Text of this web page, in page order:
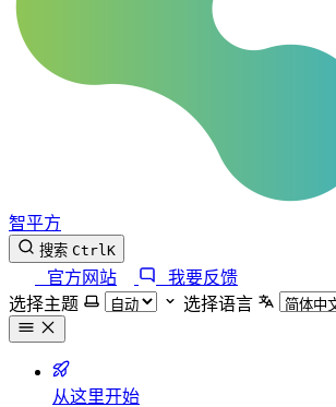
智平方
搜索 CtrlK
官方网站
我要反馈
选择主题
选择语言
从这里开始